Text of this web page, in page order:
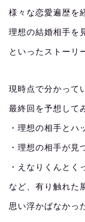
様々な恋愛遍歴を
理想の結婚相手を
といったストーリ
現時点で分かって
最終回を予想して
・理想の相手とハ
・理想の相手が見
・えなりくんとく
など、有り触れた
思い浮かばなかっ